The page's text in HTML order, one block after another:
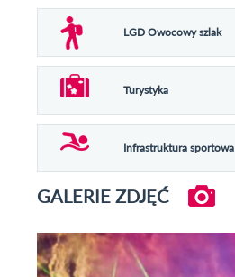
LGD Owocowy szlak
Turystyka
Infrastruktura sportowa
GALERIE ZDJĘĆ